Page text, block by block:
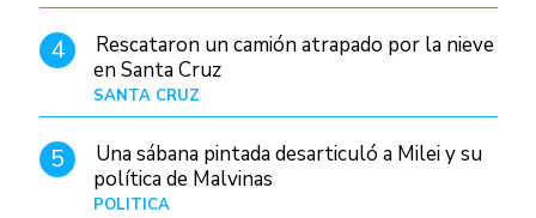
4
Rescataron un camión atrapado por la nieve
en Santa Cruz
SANTA CRUZ
5
Una sábana pintada desarticuló a Milei y su
política de Malvinas
POLÍTICA